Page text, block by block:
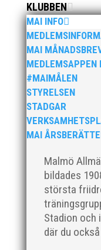
KLUBBEN
MAI INFO
MAI
MEDLEMSAPPEN
#MAIMÅLEN
STYRELSEN
STADGAR
MAI
Malmö
bildades
största
Stadion
där du
Klubbchef –
Vill du vara med
utveckling i en av
– MAI – söker en
relationsbyggande